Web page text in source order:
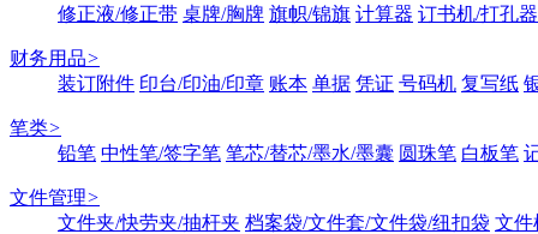
修正液/修正带 桌牌/胸牌 旗帜/锦旗 计算器 订书机/打孔器
财务用品>
装订附件 印台/印油/印章 账本 单据 凭证 号码机 复写纸
笔类>
铅笔 中性笔/签字笔 笔芯/替芯/墨水/墨囊 圆珠笔 白板笔
文件管理>
文件夹/快劳夹/抽杆夹 档案袋/文件套/文件袋/纽扣袋 文件